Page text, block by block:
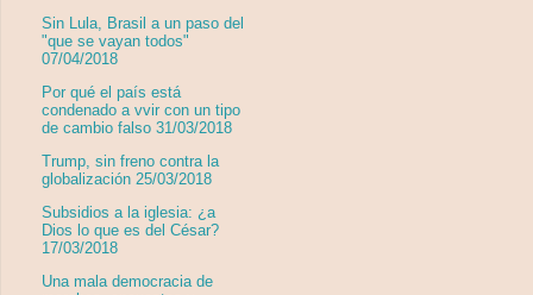
Sin Lula, Brasil a un paso del
"que se vayan todos"
07/04/2018
Por qué el país está
condenado a vvir con un tipo
de cambio falso 31/03/2018
Trump, sin freno contra la
globalización 25/03/2018
Subsidios a la iglesia: ¿a
Dios lo que es del César?
17/03/2018
Una mala democracia de